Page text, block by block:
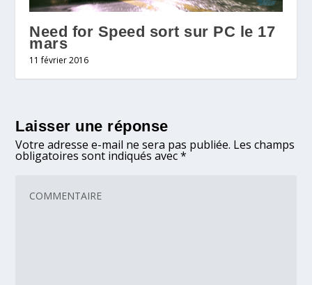
Need for Speed sort sur PC le 17
mars
11 février 2016
Laisser une réponse
Votre adresse e-mail ne sera pas publiée. Les champs
obligatoires sont indiqués avec*